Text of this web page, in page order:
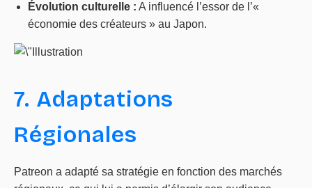
Évolution culturelle : A influencé l’essor de l’«
économie des créateurs » au Japon.
7. Adaptations
Régionales
Patreon a adapté sa stratégie en fonction des marchés